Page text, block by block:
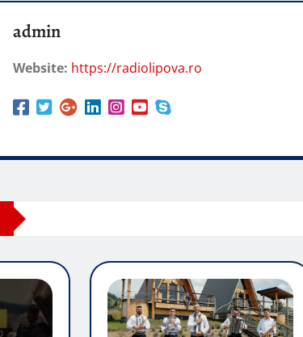
admin
Website: https://radiolipova.ro